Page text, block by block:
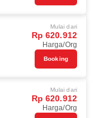
Mulai dari
Rp 620.912
Harga/Org
Booking
Mulai dari
Rp 620.912
Harga/Org